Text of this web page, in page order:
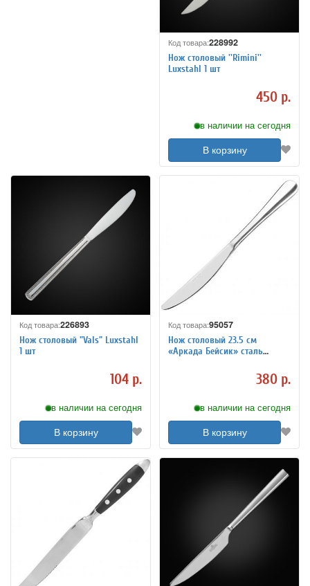
Код товара:228992
Нож столовый ''Rimini''
Luxstahl 1 шт
450 р.
в наличии на сегодня
В корзину
Код товара:226893
Нож столовый "Vals" Luxstahl
1 шт
104 р.
в наличии на сегодня
В корзину
Код товара:95057
Нож столовый 23.5 см
«Аркада Бейсик» сталь
380 р.
в наличии на сегодня
В корзину